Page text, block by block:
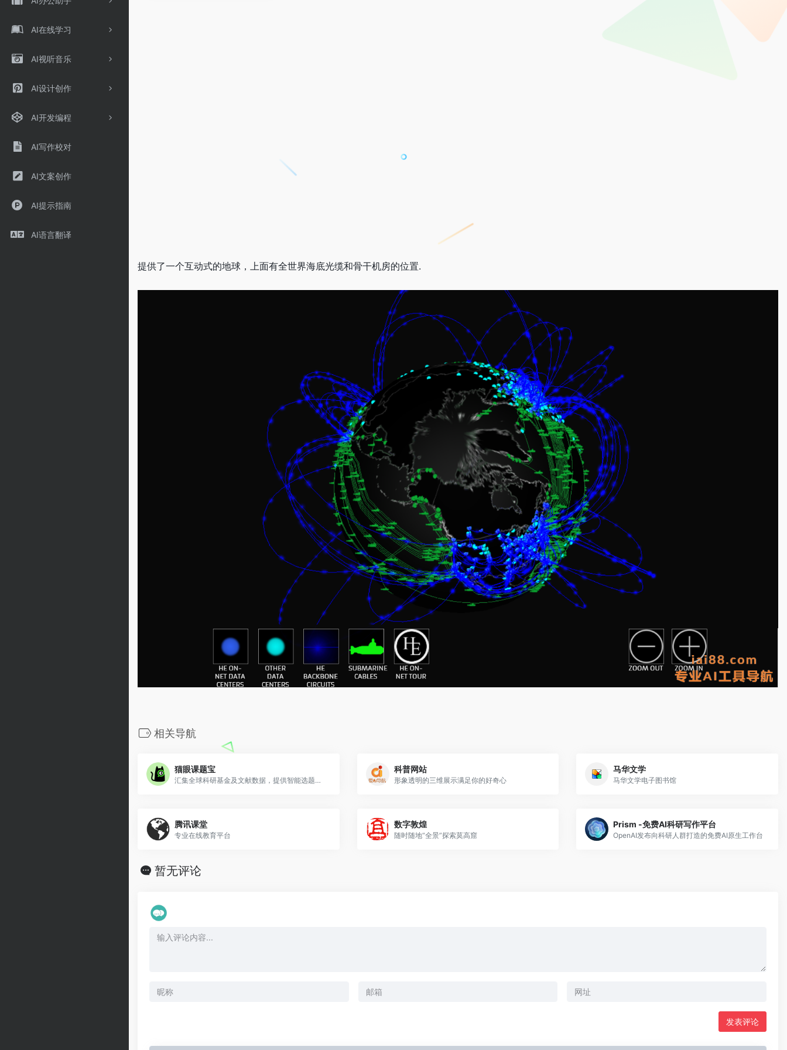
AI在线学习
AI视听音乐
AI设计创作
AI开发编程
AI写作校对
AI文案创作
AI提示指南
AI语言翻译
提供了一个互动式的地球，上面有全世界海底光缆和骨干机房的位置.
相关导航
猫眼课题宝
汇集全球科研基金及文献数据，提供智能选题服务
科普网站
形象透明的三维展示满足你的好奇心
马华文学
马华文学电子图书馆
腾讯课堂
专业在线教育平台
数字敦煌
随时随地“全景”探索莫高窟
Prism -免费AI科研写作平台
OpenAI发布向科研人群打造的免费AI原生工作台
暂无评论